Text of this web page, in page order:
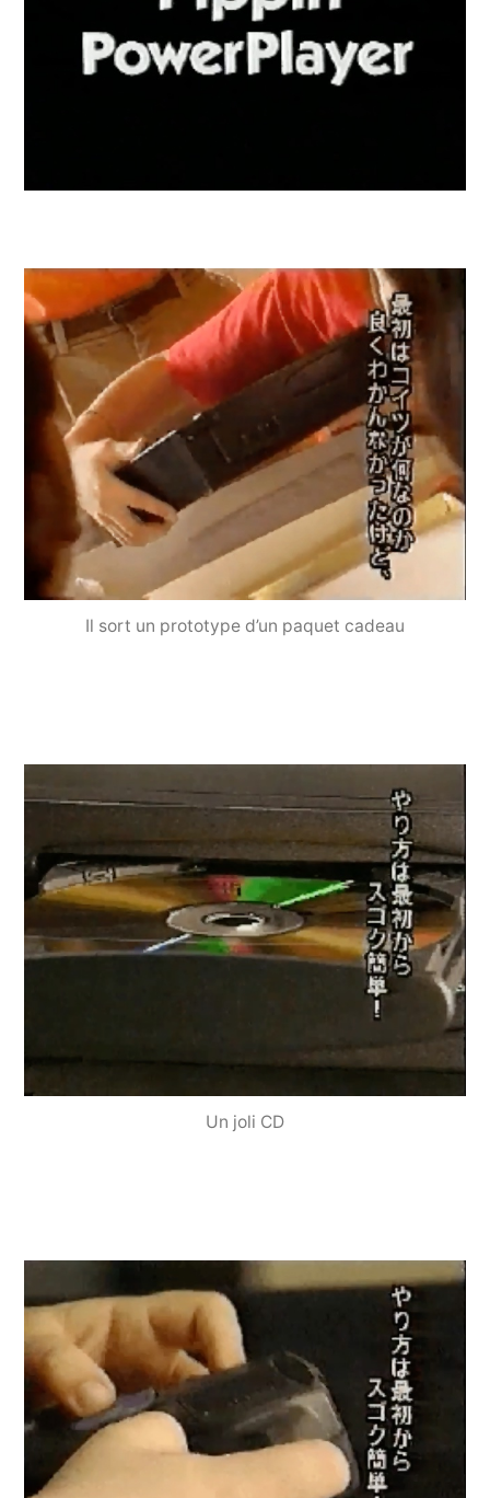
Il sort un prototype d’un paquet cadeau
Un joli CD